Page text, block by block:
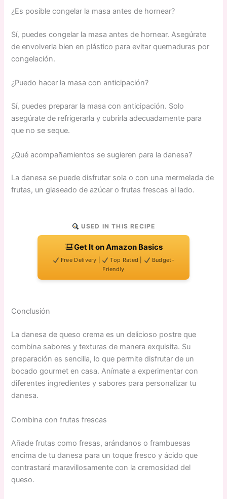
¿Es posible congelar la masa antes de hornear?
Sí, puedes congelar la masa antes de hornear. Asegúrate
de envolverla bien en plástico para evitar quemaduras por
congelación.
¿Puedo hacer la masa con anticipación?
Sí, puedes preparar la masa con anticipación. Solo
asegúrate de refrigerarla y cubrirla adecuadamente para
que no se seque.
¿Qué acompañamientos se sugieren para la danesa?
La danesa se puede disfrutar sola o con una mermelada de
frutas, un glaseado de azúcar o frutas frescas al lado.
USED IN THIS RECIPE
Get It on Amazon Basics
Free Delivery | Top Rated |
Budget-
Friendly
Conclusión
La danesa de queso crema es un delicioso postre que
combina sabores y texturas de manera exquisita. Su
preparación es sencilla, lo que permite disfrutar de un
bocado gourmet en casa. Anímate a experimentar con
diferentes ingredientes y sabores para personalizar tu
danesa.
Combina con frutas frescas
Añade frutas como fresas, arándanos o frambuesas
encima de tu danesa para un toque fresco y ácido que
contrastará maravillosamente con la cremosidad del
queso.